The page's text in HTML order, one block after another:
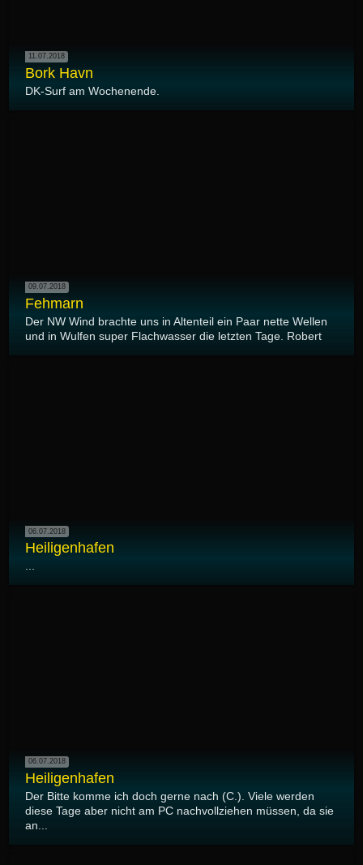
11.07.2018
Bork Havn
DK-Surf am Wochenende.
09.07.2018
Fehmarn
Der NW Wind brachte uns in Altenteil ein Paar nette Wellen
und in Wulfen super Flachwasser die letzten Tage. Robert
06.07.2018
Heiligenhafen
06.07.2018
Heiligenhafen
Der Bitte komme ich doch gerne nach (C.). Viele werden
diese Tage aber nicht am PC nachvollziehen müssen, da sie
an...